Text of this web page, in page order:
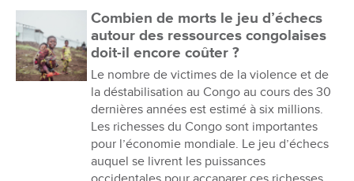
Combien de morts le jeu d’échecs
autour des ressources congolaises
doit-il encore coûter ?
Le nombre de victimes de la violence et de
la déstabilisation au Congo au cours des 30
dernières années est estimé à six millions.
Les richesses du Congo sont importantes
pour l’économie mondiale. Le jeu d’échecs
auquel se livrent les puissances